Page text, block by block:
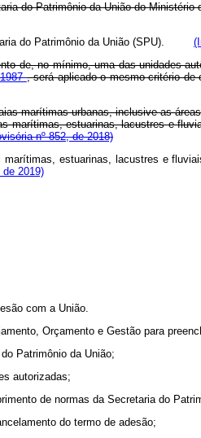
do Patrimônio da União do
do Patrimônio da União (SPU).
de, no mínimo, uma das unidades
1987, será aplicado o mesmo critério
marítimas urbanas, inclusive as
marítimas, estuarinas, lacustres e
nº 852, de 2018)
estuarinas, lacustres e
de 2019)
com a União.
Orçamento e Gestão para
Patrimônio da União;
autorizadas;
de normas da Secretaria do
do termo de adesão;